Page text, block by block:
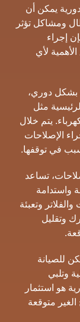
يمكن أن
ومشاكل تؤثر
إجراء
لأي
بشكل دوري،
مثل
يتم خلال
الإصلاحات
في توقفها.
تساعد
واستدامة
والفلاتر وتعبئة
وتقليل
للصيانة
وتلبي
هو استثمار
متوقعة